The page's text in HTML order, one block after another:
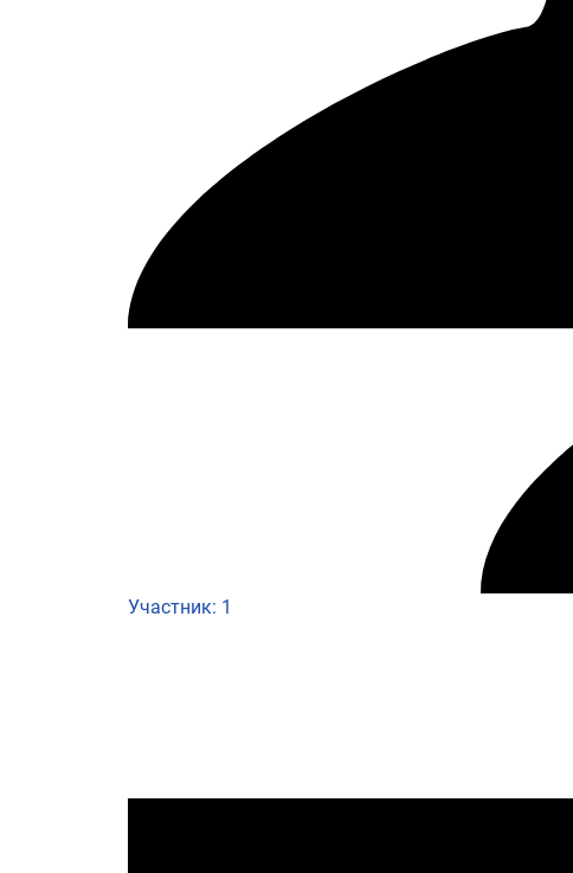
Участник: 1